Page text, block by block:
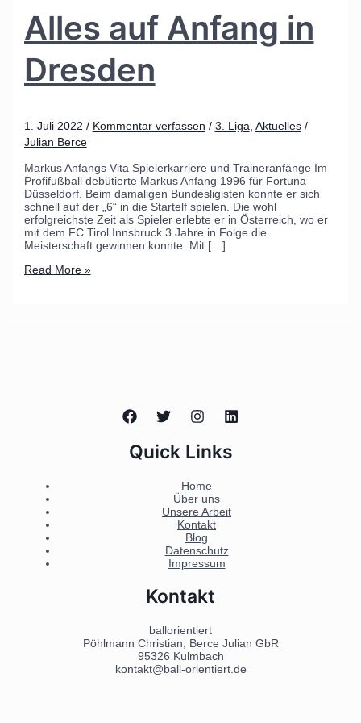
Alles auf Anfang in
Dresden
1. Juli 2022 / Kommentar verfassen / 3. Liga Aktuelles/
Julian Berce
Markus Anfangs Vita Spielerkarriere und Traineranfänge Im
Profifußball debütierte Markus Anfang 1996 für Fortuna
Düsseldorf. Beim damaligen Bundesligisten konnte er sich
schnell auf der „6“ in die Startelf spielen. Die wohl
erfolgreichste Zeit als Spieler erlebte er in Österreich, wo er
mit dem FC Tirol Innsbruck 3 Jahre in Folge die
Meisterschaft gewinnen konnte. Mit […]
Read More »
Quick Links
Home
Über uns
Unsere Arbeit
Kontakt
Blog
Datenschutz
Impressum
Kontakt
ballorientiert
Pöhlmann Christian, Berce Julian GbR
95326 Kulmbach
kontakt@ball-orientiert.de